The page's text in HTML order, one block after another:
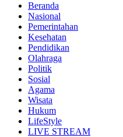
Beranda
Nasional
Pemerintahan
Kesehatan
Pendidikan
Olahraga
Politik
Sosial
Agama
Wisata
Hukum
LifeStyle
LIVE STREAM